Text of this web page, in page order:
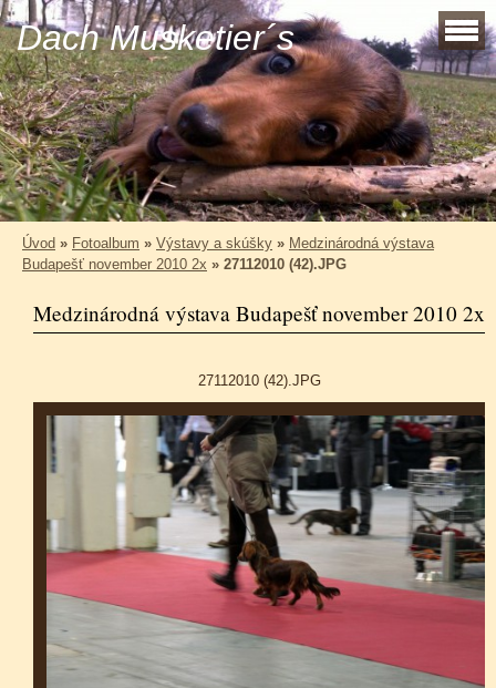
Dach Musketier´s
Úvod » Fotoalbum » Výstavy a skúšky » Medzinárodná výstava
Budapešť november 2010 2x » 27112010 (42).JPG
Medzinárodná výstava Budapešť november 2010 2x
27112010 (42).JPG